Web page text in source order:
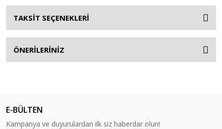
TAKSİT SEÇENEKLERİ
ÖNERİLERİNİZ
E-BÜLTEN
Kampanya ve duyurulardan ilk siz haberdar olun!